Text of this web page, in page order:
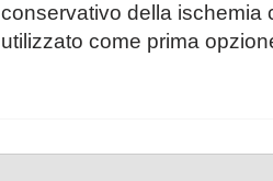
conservativo della ischemia
utilizzato come prima